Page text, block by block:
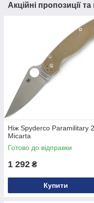
Акційні пропозиції
Ніж Spyderco Paramilitary 2
Micarta
Готово до відправки
1 292 ₴
Купити